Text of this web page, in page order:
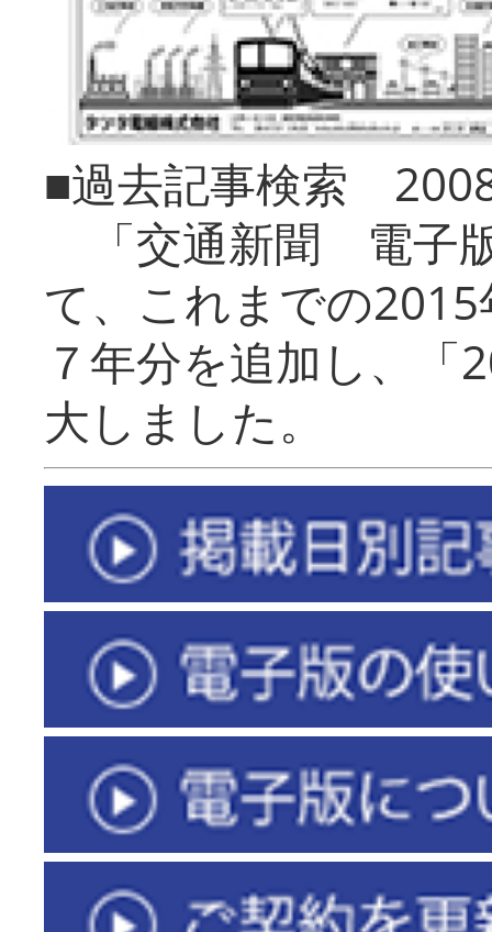
■過去記事検索
「交通新聞 電子
て、これまでの
７年分を追加し、「
大しまし